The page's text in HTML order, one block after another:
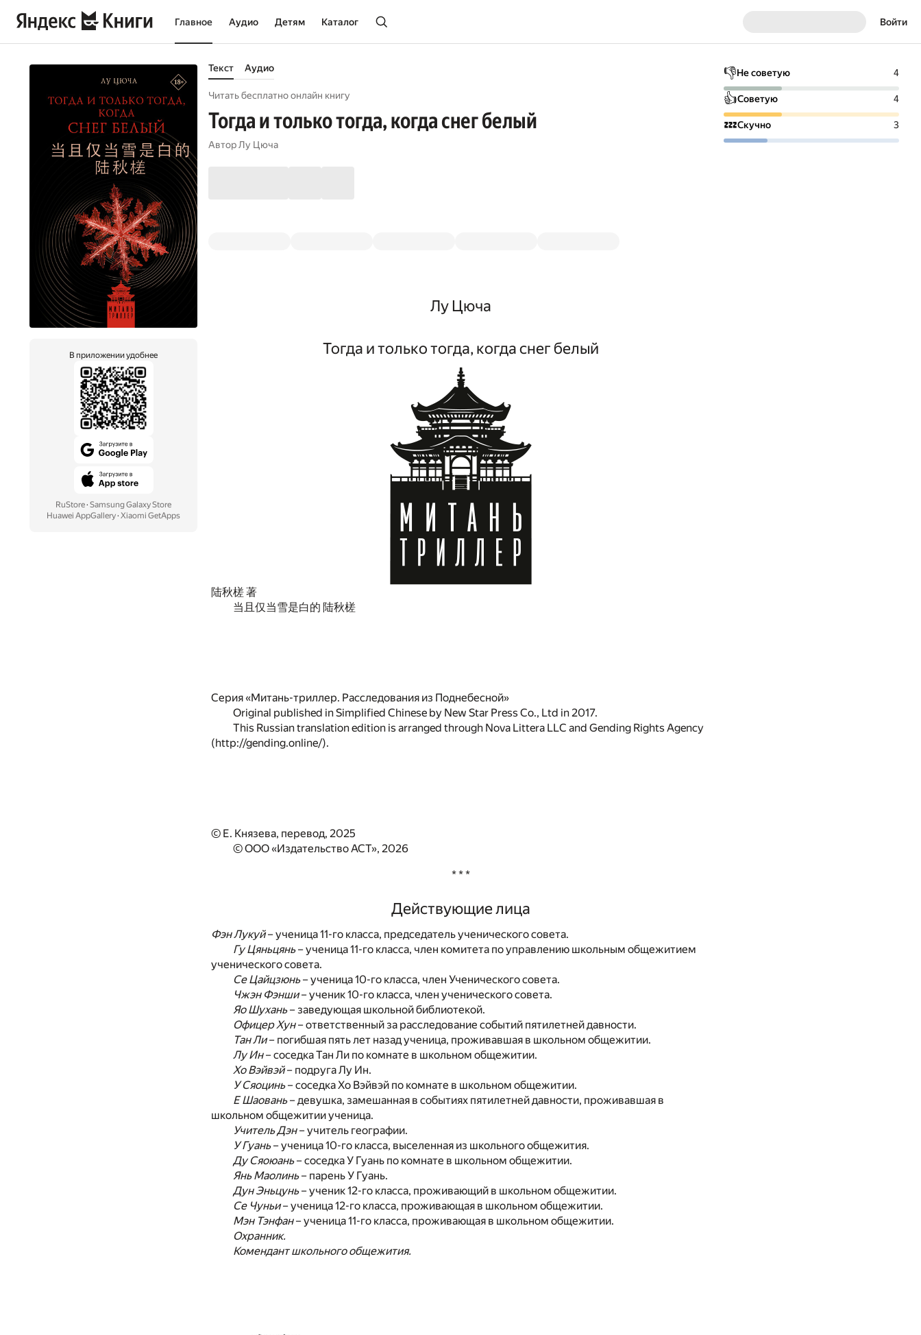
Главное Аудио Детям Каталог Войти
В приложении удобнее
RuStore· Samsung Galaxy Store
Huawei AppGallery· Xiaomi GetApps
Текст Аудио
Читать бесплатно онлайн книгу
Тогда и только тогда, когда снег белый
АвторЛу Цюча
Лу Цюча
Тогда и только тогда, когда снег белый
陆秋槎 著
当且仅当雪是白的 陆秋槎
Серия «Митань-триллер. Расследования из Поднебесной»
Original published in Simplified Chinese by New Star Press Co., Ltd in 2017.
This Russian translation edition is arranged through Nova Littera LLC and Gending Rights Agency
(http://gending.online/).
© Е. Князева, перевод, 2025
© ООО «Издательство АСТ», 2026
* * *
Действующие лица
Фэн Лукуй– ученица 11-го класса, председатель ученического совета.
Гу Цяньцянь– ученица 11-го класса, член комитета по управлению школьным общежитием
ученического совета.
Се Цайцзюнь– ученица 10-го класса, член Ученического совета.
Чжэн Фэнши– ученик 10-го класса, член ученического совета.
Яо Шухань– заведующая школьной библиотекой.
Офицер Хун– ответственный за расследование событий пятилетней давности.
Тан Ли– погибшая пять лет назад ученица, проживавшая в школьном общежитии.
Лу Ин– соседка Тан Ли по комнате в школьном общежитии.
Хо Вэйвэй– подруга Лу Ин.
У Сяоцинь– соседка Хо Вэйвэй по комнате в школьном общежитии.
Е Шаовань– девушка, замешанная в событиях пятилетней давности, проживавшая в
школьном общежитии ученица.
Учитель Дэн– учитель географии.
У Гуань– ученица 10-го класса, выселенная из школьного общежития.
Ду Сяоюань– соседка У Гуань по комнате в школьном общежитии.
Янь Маолинь– парень У Гуань.
Дун Эньцунь– ученик 12-го класса, проживающий в школьном общежитии.
Се Чуньи– ученица 12-го класса, проживающая в школьном общежитии.
Мэн Тэнфан– ученица 11-го класса, проживающая в школьном общежитии.
Охранник.
Комендант школьного общежития.
👎Не советую 4
👍Советую 4
💤Скучно 3